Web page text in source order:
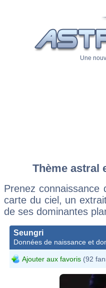
Une
Thème astral
Prenez
carte du ciel, un
de ses dominantes
Seungri
Données de naissance et
Ajouter aux favoris (92